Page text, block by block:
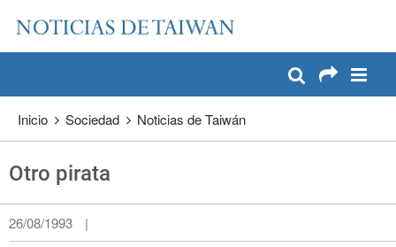
Pase a contenido principal
Inicio Sociedad Noticias de Taiwán
Otro pirata
26/08/1993 |